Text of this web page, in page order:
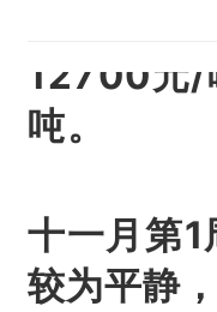
12500-
12700元/
吨。
十一月第
较为平静